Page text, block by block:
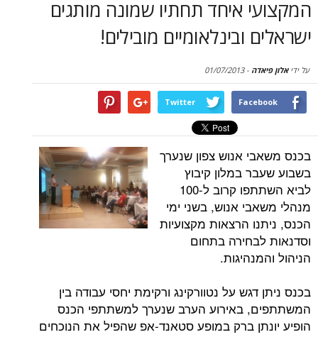
איחד תחתיו שמונה מותגים
ובינלאומיים מובילים!
-
01/07/2013
Twitter
אנוש צפון שנערך
במלון קיבוץ
לביא השתתפו קרוב ל-100
אנוש, בשני ימי
הרצאות מקצועיות
בתחום
על נטוורקינג ורקימת יחסי עבודה בין
באירוע הערב שנערך למשתתפי הכנס
ברק במופע סטאנד-אפ שהפיל את הנוכחים